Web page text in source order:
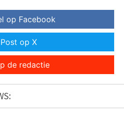
op Facebook
Post op X
de redactie